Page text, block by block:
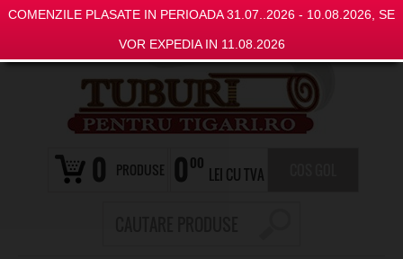
COMENZILE PLASATE IN PERIOADA 31.07..2026 - 10.08.2026, SE
VOR EXPEDIA IN 11.08.2026
0 PRODUSE 000
LEI CU TVA